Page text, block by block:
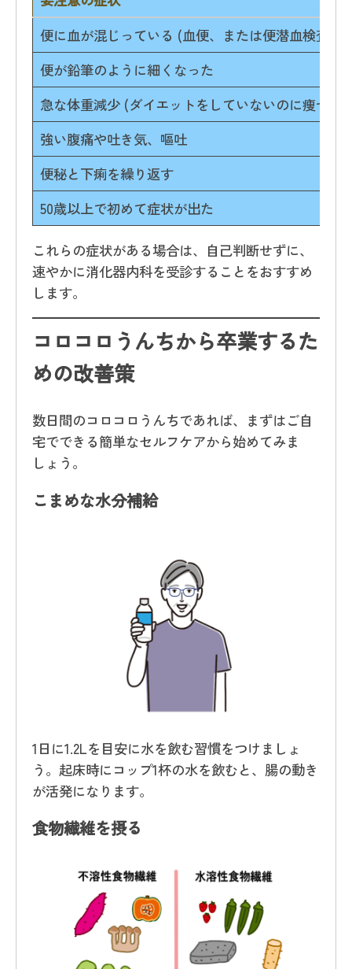
便に血が混じっている (血便、または便潜血検査で
便が鉛筆のように細くなった
急な体重減少 (ダイエットをしていないのに痩せた)
強い腹痛や吐き気、嘔吐
便秘と下痢を繰り返す
50歳以上で初めて症状が出た
これらの症状がある場合は、自己判断せずに、
速やかに消化器内科を受診することをおすすめ
します。
コロコロうんちから卒業するた
めの改善策
数日間のコロコロうんちであれば、まずはご自
宅でできる簡単なセルフケアから始めてみま
しょう。
こまめな水分補給
1日に1.2Lを目安に水を飲む習慣をつけましょ
う。起床時にコップ1杯の水を飲むと、腸の動き
が活発になります。
食物繊維を摂る